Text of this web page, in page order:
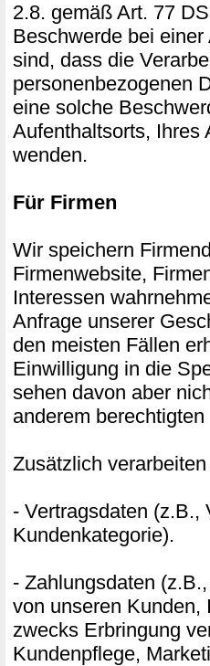
2.8. gemäß Art. 77
Beschwerde bei
sind, dass die
personenbezogenen
eine solche
Aufenthaltsorts, Ihres
wenden.
Für Firmen
Wir speichern
Firmenwebsite,
Interessen
Anfrage unserer
den meisten Fällen
Einwilligung in die
sehen davon aber
anderem
Zusätzlich
- Vertragsdaten (z.B.,
Kundenkategorie).
- Zahlungsdaten
von unseren Kunden,
zwecks Erbringung
Kundenpflege,